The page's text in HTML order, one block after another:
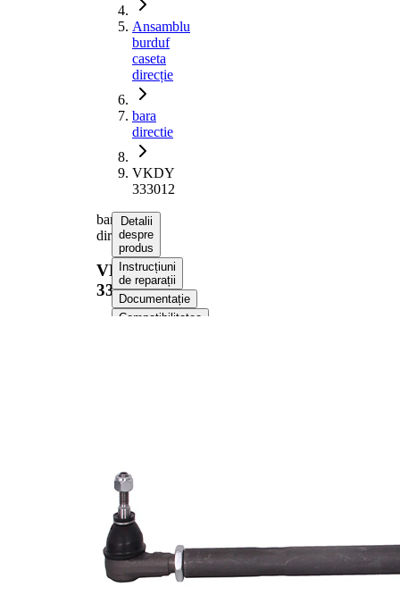
Ansamblu
burduf
caseta
direcție
bara
directie
VKDY
333012
bara
directie
VKDY
333012
Detalii
despre
produs
Instrucțiuni
de reparații
Documentație
Compatibilitatea
filet
Articol
extins/Informatii
de extindere
Dimensiune
filet 1
1,25
Numar articol
VKDY